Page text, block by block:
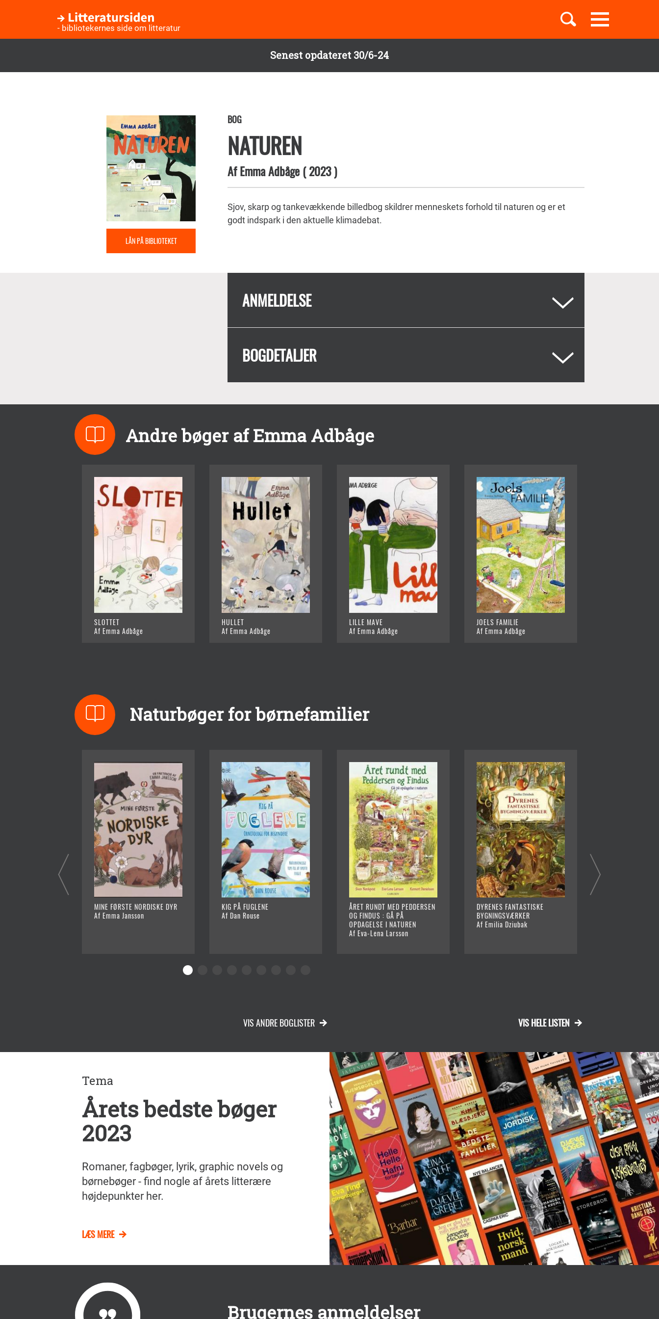
Senest opdateret 30/6-24
Toggle
navigation
- bibliotekernes side om litteratur
Børnebøger
Temaer
LÅN PÅ BIBLIOTEKET
BOG
NATUREN
AfEmma Adbåge(2023)
Sjov, skarp og tankevækkende billedbog skildrer menneskets forhold til naturen og er et
godt indspark i den aktuelle klimadebat.
ANMELDELSE
BOGDETALJER
Andre bøger af Emma Adbåge
SLOTTET
Af Emma Adbåge
HULLET
Af Emma Adbåge
LILLE MAVE
Af Emma Adbåge
JOELS FAMILIE
Af Emma Adbåge
Naturbøger for børnefamilier
MINE FØRSTE NORDISKE DYR
Af Emma Jansson
KIG PÅ FUGLENE
Af Dan Rouse
ÅRET RUNDT MED PEDDERSEN
OG FINDUS : GÅ PÅ
OPDAGELSE I NATUREN
Af Eva-Lena Larsson
DYRENES FANTASTISKE
BYGNINGSVÆRKER
Af Emilia Dziubak
VIS HELE LISTEN
VIS ANDRE BOGLISTER
Tema
Årets bedste bøger
2023
Romaner, fagbøger, lyrik, graphic novels og
børnebøger - find nogle af årets litterære
højdepunkter her.
LÆS MERE
Brugernes anmeldelser